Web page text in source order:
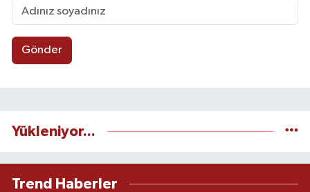
Gönder
Yükleniyor...
Trend Haberler